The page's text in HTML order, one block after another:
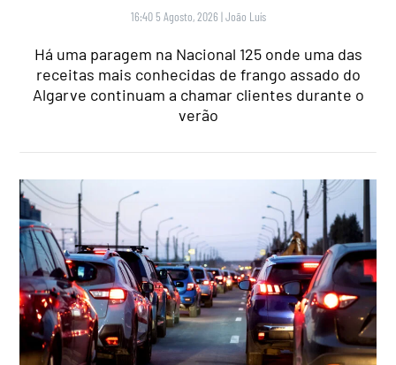
16:40 5 Agosto, 2026 |João Luís
Há uma paragem na Nacional 125 onde uma das
receitas mais conhecidas de frango assado do
Algarve continuam a chamar clientes durante o
verão